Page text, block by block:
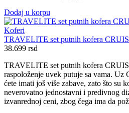
Dodaj u korpu
Koferi
TRAVELITE set putnih kofera
38.699 rsd
TRAVELITE set putnih kofera
raspoloženje uvek putuje sa vama. Uz
ćete imati još više zabave, zato što su
neverovatno jednostavni i predivnog
izvanrednoj ceni, zbog čega ima da